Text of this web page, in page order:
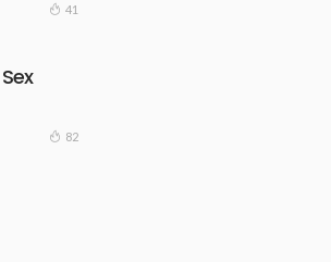
41
82